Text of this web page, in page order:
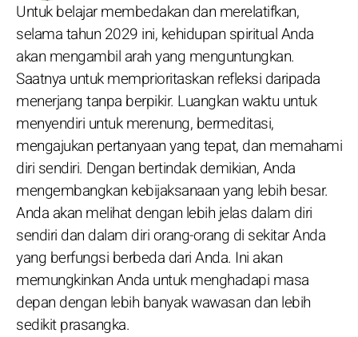
Untuk belajar membedakan dan merelatifkan,
selama tahun 2029 ini, kehidupan spiritual Anda
akan mengambil arah yang menguntungkan.
Saatnya untuk memprioritaskan refleksi daripada
menerjang tanpa berpikir. Luangkan waktu untuk
menyendiri untuk merenung, bermeditasi,
mengajukan pertanyaan yang tepat, dan memahami
diri sendiri. Dengan bertindak demikian, Anda
mengembangkan kebijaksanaan yang lebih besar.
Anda akan melihat dengan lebih jelas dalam diri
sendiri dan dalam diri orang-orang di sekitar Anda
yang berfungsi berbeda dari Anda. Ini akan
memungkinkan Anda untuk menghadapi masa
depan dengan lebih banyak wawasan dan lebih
sedikit prasangka.